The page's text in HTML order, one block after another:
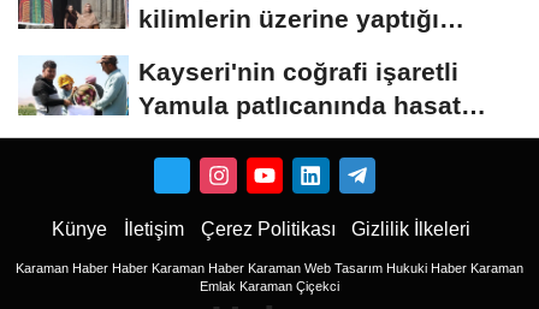
kilimlerin üzerine yaptığı
Kayseri'nin coğrafi işaretli
Yamula patlıcanında hasat
başladı
Künye İletişim Çerez Politikası Gizlilik İlkeleri
Karaman Haber Haber Karaman Haber Karaman Web Tasarım Hukuki Haber Karaman
Emlak Karaman Çiçekci